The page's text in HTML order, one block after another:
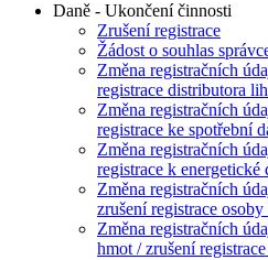
Daně - Ukončení činnosti
Zrušení registrace
Žádost o souhlas
Změna registračních
registrace distributora
Změna registračních
registrace ke spotřební
Změna registračních
registrace k energetické
Změna registračních
zrušení registrace
Změna registračních
hmot / zrušení